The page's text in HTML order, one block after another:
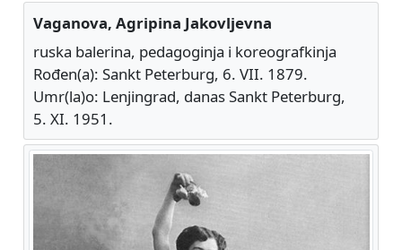
Vaganova, Agripina Jakovljevna
ruska balerina, pedagoginja i koreografkinja
Rođen(a): Sankt Peterburg, 6. VII. 1879.
Umr(la)o: Lenjingrad, danas Sankt Peterburg,
5. XI. 1951.